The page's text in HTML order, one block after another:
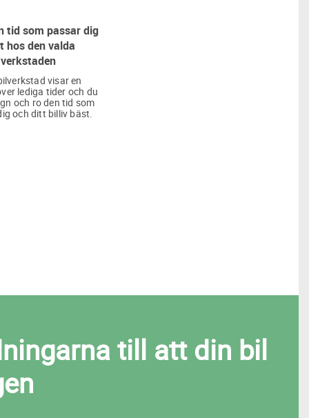
tid som passar dig
hos den valda
verkstaden
visar en
lediga tider och du
och ro den tid som
och ditt billiv bäst.
till att din bil